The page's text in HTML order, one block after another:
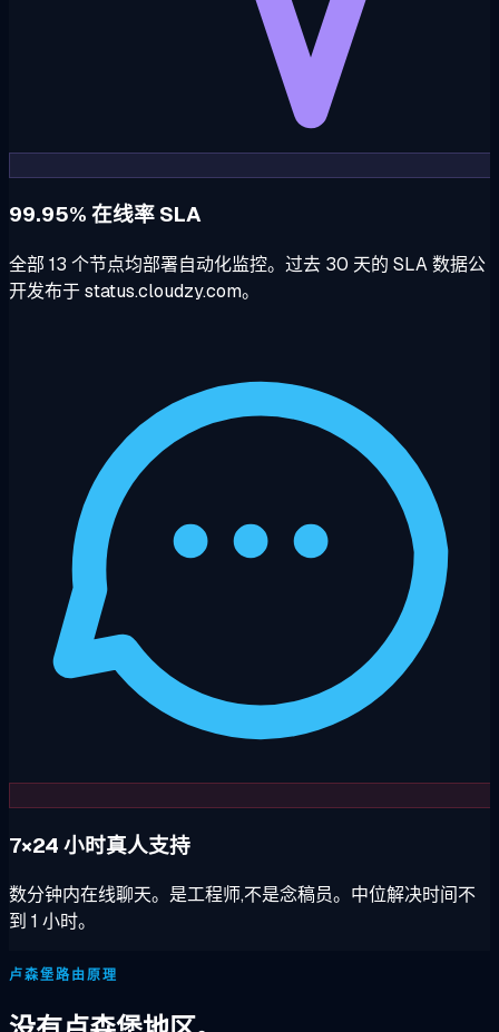
99.95% 在线率 SLA
全部 13 个节点均部署自动化监控。过去 30 天的 SLA 数据公
开发布于 status.cloudzy.com。
7×24 小时真人支持
数分钟内在线聊天。是工程师,不是念稿员。中位解决时间不
到 1 小时。
卢森堡路由原理